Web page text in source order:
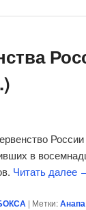
в
Читать далее
| Метки:Анапа